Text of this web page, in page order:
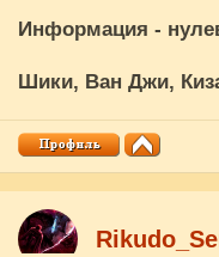
Информация -
Шики, Ван Джи,